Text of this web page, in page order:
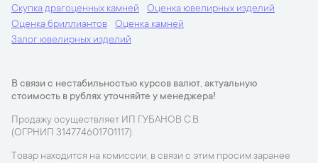
Скупка драгоценных камней
Оценка ювелирных изделий
Оценка бриллиантов
Оценка камней
Залог ювелирных изделий
В связи с нестабильностью курсов валют, актуальную
стоимость в рублях уточняйте у менеджера!
Продажу осуществляет ИП ГУБАНОВ С.В.
(ОГРНИП 314774601701117)
Товар находится на комиссии, в связи с этим просим заранее